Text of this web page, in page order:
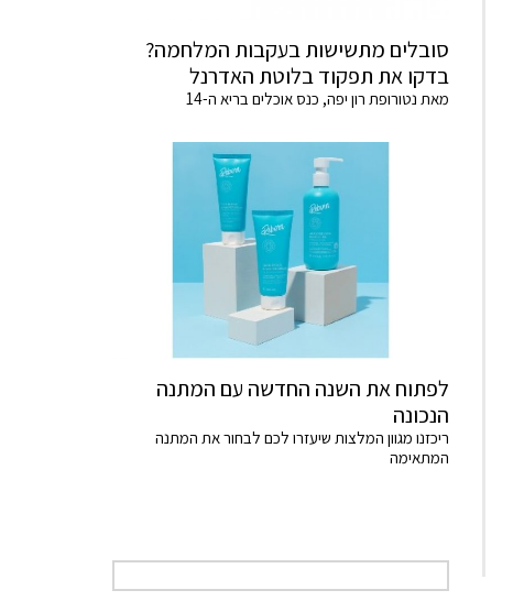
סובלים מתשישות בעקבות המלחמה?
בדקו את תפקוד בלוטת האדרנל
מאת נטורופת רון יפה, כנס אוכלים בריא ה-14
לפתוח את השנה החדשה עם המתנה
הנכונה
ריכזנו מגוון המלצות שיעזרו לכם לבחור את המתנה
המתאימה